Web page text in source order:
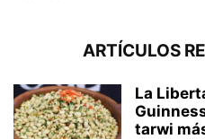
ARTÍCULOS
La
tarwi